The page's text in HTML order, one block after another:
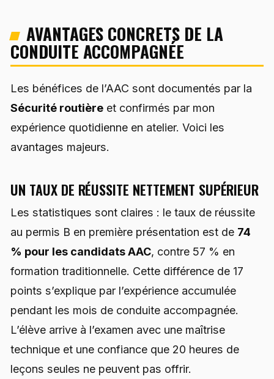
AVANTAGES CONCRETS DE LA
CONDUITE ACCOMPAGNÉE
Les bénéfices de l’AAC sont documentés par la
Sécurité routière et confirmés par mon
expérience quotidienne en atelier. Voici les
avantages majeurs.
UN TAUX DE RÉUSSITE NETTEMENT SUPÉRIEUR
Les statistiques sont claires : le taux de réussite
au permis B en première présentation est de 74
% pour les candidats AAC, contre 57 % en
formation traditionnelle. Cette différence de 17
points s’explique par l’expérience accumulée
pendant les mois de conduite accompagnée.
L’élève arrive à l’examen avec une maîtrise
technique et une confiance que 20 heures de
leçons seules ne peuvent pas offrir.